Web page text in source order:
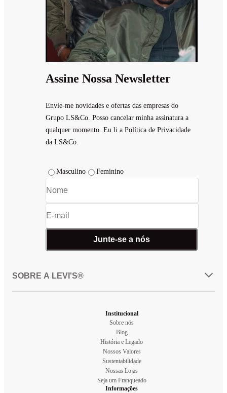
Assine Nossa Newsletter
Envie-me novidades e ofertas das empresas do
Grupo LS&Co. Posso cancelar minha assinatura a
qualquer momento. Eu li a Política de Privacidade
da LS&Co.
Masculino Feminino
Junte-se a nós
SOBRE A LEVI'S®
Institucional
Sobre nós
Blog
História e Legado
Nossos Valores
Sustentabilidade
Nossas Lojas
Seja um Franqueado
Informações